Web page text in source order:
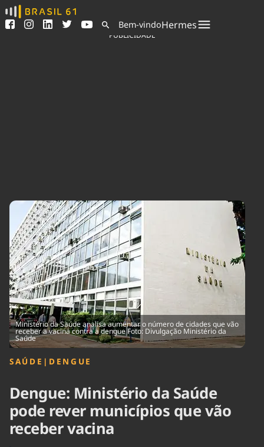
Ver todas as notícias
Podcasts
Indicadores
Agronegócios
Brasil
Brasil Mineral
Ciência &
Tecnologia
Cinema
Comportamento
Cultura
Economia
Educação
Infraestrutura
Internacional
Bem-vindoHermes
PUBLICIDADE
Ministério da Saúde analisa aumentar o número de cidades que vão
receber a vacina contra a dengue Foto: Divulgação Ministério da
Saúde
SAÚDE | DENGUE
Dengue: Ministério da Saúde
pode rever municípios que vão
receber vacina